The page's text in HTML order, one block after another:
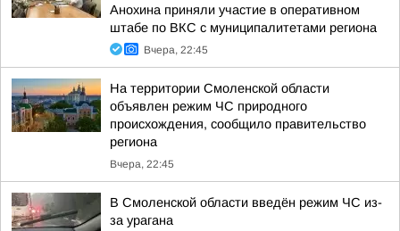
Анохина приняли участие в оперативном
штабе по ВКС с муниципалитетами региона
Вчера, 22:45
На территории Смоленской области
объявлен режим ЧС природного
происхождения, сообщило правительство
региона
Вчера, 22:45
В Смоленской области введён режим ЧС из-
за урагана